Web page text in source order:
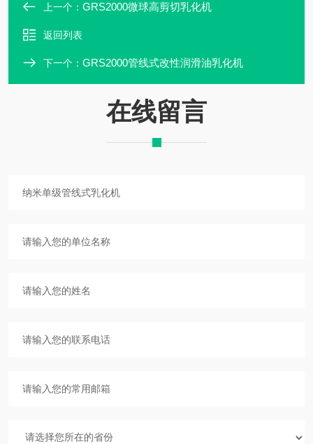
上一个： GRS2000微球高剪切乳化机
返回列表
下一个： GRS2000管线式改性润滑油乳化机
在线留言